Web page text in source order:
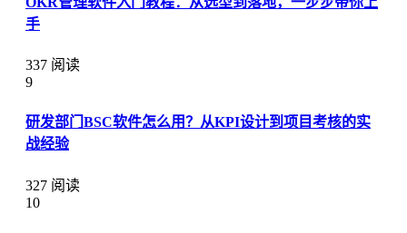
手
337 阅读
9
研发部门BSC软件怎么用？从KPI设计到项目考核的实
战经验
327 阅读
10